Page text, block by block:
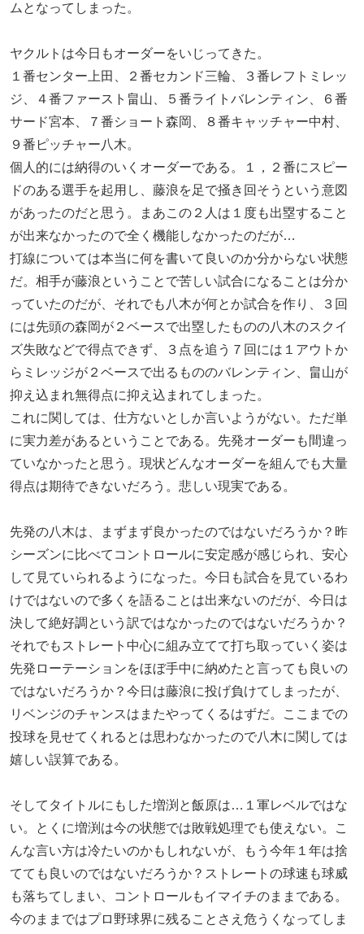
ムとなってしまった。
ヤクルトは今日もオーダーをいじってきた。
１番センター上田、２番セカンド三輪、３番レフトミレッ
ジ、４番ファースト畠山、５番ライトバレンティン、６番
サード宮本、７番ショート森岡、８番キャッチャー中村、
９番ピッチャー八木。
個人的には納得のいくオーダーである。１，２番にスピー
ドのある選手を起用し、藤浪を足で掻き回そうという意図
があったのだと思う。まあこの２人は１度も出塁すること
が出来なかったので全く機能しなかったのだが…
打線については本当に何を書いて良いのか分からない状態
だ。相手が藤浪ということで苦しい試合になることは分か
っていたのだが、それでも八木が何とか試合を作り、３回
には先頭の森岡が２ベースで出塁したものの八木のスクイ
ズ失敗などで得点できず、３点を追う７回には１アウトか
らミレッジが２ベースで出るもののバレンティン、畠山が
抑え込まれ無得点に抑え込まれてしまった。
これに関しては、仕方ないとしか言いようがない。ただ単
に実力差があるということである。先発オーダーも間違っ
ていなかったと思う。現状どんなオーダーを組んでも大量
得点は期待できないだろう。悲しい現実である。
先発の八木は、まずまず良かったのではないだろうか？昨
シーズンに比べてコントロールに安定感が感じられ、安心
して見ていられるようになった。今日も試合を見ているわ
けではないので多くを語ることは出来ないのだが、今日は
決して絶好調という訳ではなかったのではないだろうか？
それでもストレート中心に組み立てて打ち取っていく姿は
先発ローテーションをほぼ手中に納めたと言っても良いの
ではないだろうか？今日は藤浪に投げ負けてしまったが、
リベンジのチャンスはまたやってくるはずだ。ここまでの
投球を見せてくれるとは思わなかったので八木に関しては
嬉しい誤算である。
そしてタイトルにもした増渕と飯原は…１軍レベルではな
い。とくに増渕は今の状態では敗戦処理でも使えない。こ
んな言い方は冷たいのかもしれないが、もう今年１年は捨
てても良いのではないだろうか？ストレートの球速も球威
も落ちてしまい、コントロールもイマイチのままである。
今のままではプロ野球界に残ることさえ危うくなってしま